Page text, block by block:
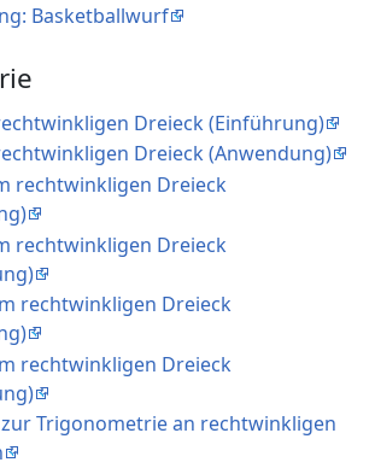
Basketballwurf
Dreieck (Einführung)
Dreieck (Anwendung)
rechtwinkligen Dreieck
rechtwinkligen Dreieck
rechtwinkligen Dreieck
rechtwinkligen Dreieck
Trigonometrie an rechtwinkligen